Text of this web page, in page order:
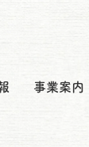
事業案内